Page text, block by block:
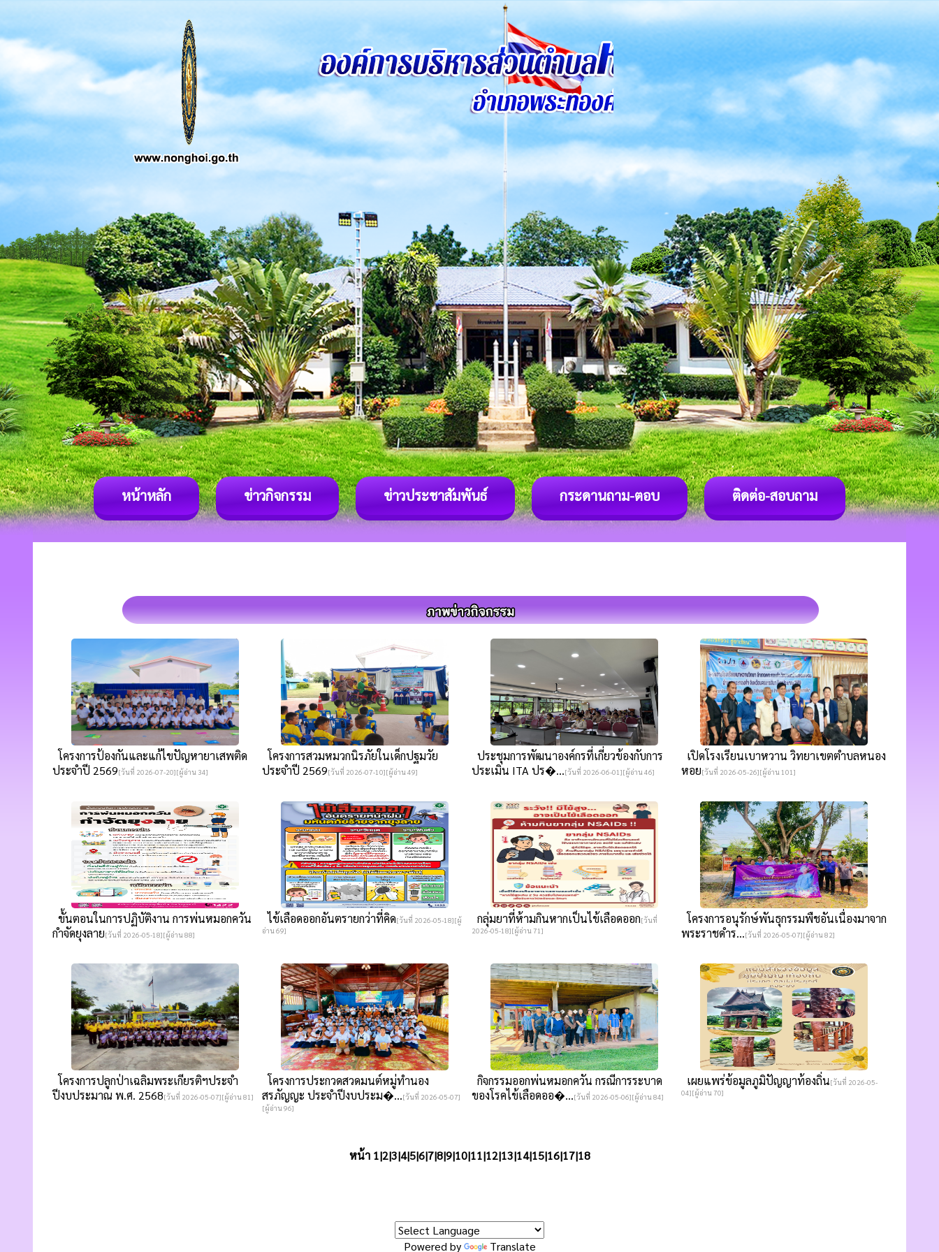
หน้าหลัก ข่าวกิจกรรม ข่าวประชาสัมพันธ์ กระดานถาม-ตอบ ติดต่อ-สอบถาม
โครงการป้องกันและแก้ไขปัญหายาเสพติด
ประจำปี 2569[วันที่ 2026-07-20][ผู้อ่าน 34]
โครงการสวมหมวกนิรภัยในเด็กปฐมวัย
ประจำปี 2569[วันที่ 2026-07-10][ผู้อ่าน 49]
ประชุมการพัฒนาองค์กรที่เกี่ยวข้องกับการ
ประเมิน ITA ปร�...[วันที่ 2026-06-01][ผู้อ่าน 46]
เปิดโรงเรียนเบาหวาน วิทยาเขตตำบลหนอง
หอย[วันที่ 2026-05-26][ผู้อ่าน 101]
ขั้นตอนในการปฏิบัติงาน การพ่นหมอกควัน
กำจัดยุงลาย[วันที่ 2026-05-18][ผู้อ่าน 88]
ไข้เลือดออกอันตรายกว่าที่คิด[วันที่ 2026-05-18][ผู้
อ่าน 69]
กลุ่มยาที่ห้ามกินหากเป็นไข้เลือดออก[วันที่
2026-05-18][ผู้อ่าน 71]
โครงการอนุรักษ์พันธุกรรมพืชอันเนื่องมาจาก
พระราชดำร...[วันที่ 2026-05-07][ผู้อ่าน 82]
โครงการปลูกป่าเฉลิมพระเกียรติฯประจำ
ปีงบประมาณ พ.ศ. 2568[วันที่ 2026-05-07][ผู้อ่าน 81]
โครงการประกวดสวดมนต์หมู่ทำนอง
สรภัญญะ ประจำปีงบประม�...[วันที่ 2026-05-07]
[ผู้อ่าน 96]
กิจกรรมออกพ่นหมอกควัน กรณีการระบาด
ของโรคไข้เลือดออ�...[วันที่ 2026-05-06][ผู้อ่าน 84]
เผยแพร่ข้อมูลภูมิปัญญาท้องถิ่น[วันที่ 2026-05-
04][ผู้อ่าน 70]
หน้า 1|2|3|4|5|6|7|8|9|10|11|12|13|14|15|16|17|18
Powered by Translate